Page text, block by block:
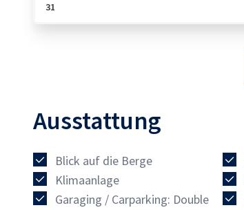
31
Ausstattung
Blick auf die Berge
Klimaanlage
Garaging / Carparking: Double